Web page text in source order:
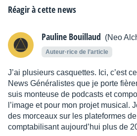
Réagir à cette news
Pauline Bouillaud (Neo
Auteur·rice de l’article
J’ai plusieurs casquettes. Ici, c’est
News Généralistes que je porte
suis monteuse de podcasts et
l’image et pour mon projet musical.
des morceaux sur les plateformes
comptabilisant aujourd’hui plus de